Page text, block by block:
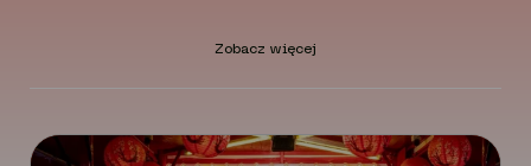
Zobacz więcej